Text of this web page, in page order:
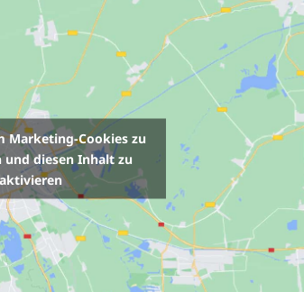
Marketing-Cookies zu
und diesen Inhalt zu
aktivieren